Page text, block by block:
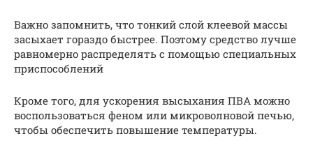
Важно запомнить, что тонкий слой клеевой массы
засыхает гораздо быстрее. Поэтому средство лучше
равномерно распределять с помощью специальных
приспособлений
Кроме того, для ускорения высыхания ПВА можно
воспользоваться феном или микроволновой печью,
чтобы обеспечить повышение температуры.